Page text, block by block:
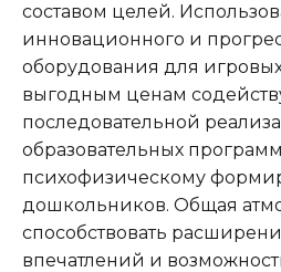
составом целей.
инновационного и
оборудования для
выгодным ценам
последовательной
образовательных
психофизическому
дошкольников. Общая
способствовать
впечатлений и